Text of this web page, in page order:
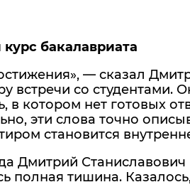
бакалавриата
— сказал
встречи со студентами.
в котором нет готовых
эти слова точно
становится
Дмитрий
полная тишина.